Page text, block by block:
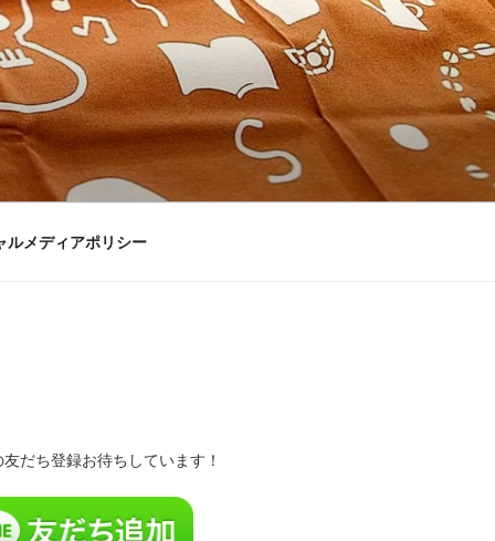
ルメディアポリシー
だち登録お待ちしています！